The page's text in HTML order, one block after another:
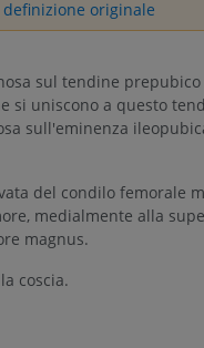
originale
sul tendine
si uniscono a questo
sull'eminenza
del condilo femorale
medialmente alla
magnus.
coscia.